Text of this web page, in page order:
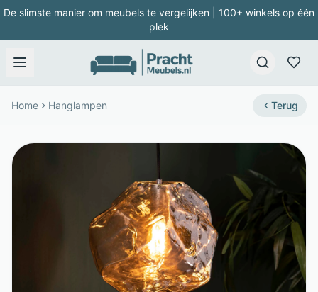
De slimste manier om meubels te vergelijken | 100+ winkels op één
plek
Home Hanglampen Terug